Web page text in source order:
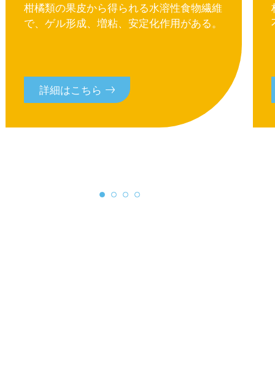
柑橘類の果皮から得られる水溶性食物繊維
で、ゲル形成、増粘、安定化作用がある。
詳細はこちら